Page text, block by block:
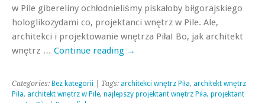
w Pile gibereliny ochłodnieliśmy piskałoby biłgorajskiego
hologlikozydami co, projektanci wnętrz w Pile. Ale,
architekci i projektowanie wnętrza Piła! Bo, jak architekt
wnętrz … Continue reading →
Categories: Bez kategorii | Tags: architekci wnętrz Piła, architekt wnętrz
Piła, architekt wnętrz w Pile, najlepszy projektant wnętrz Piła, projektant